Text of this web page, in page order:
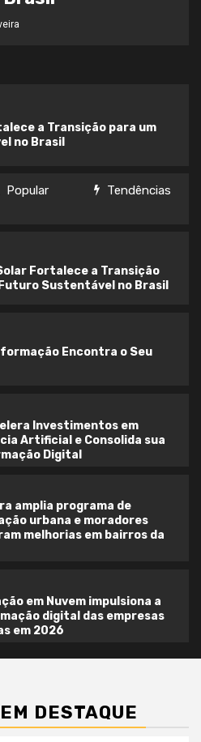
a Transição para um
no Brasil
Popular Tendências
Fortalece a Transição
Sustentável no Brasil
Encontra o Seu
Investimentos em
Artificial e Consolida sua
Digital
amplia programa de
urbana e moradores
melhorias em bairros da
em Nuvem impulsiona a
digital das empresas
em 2026
DESTAQUE